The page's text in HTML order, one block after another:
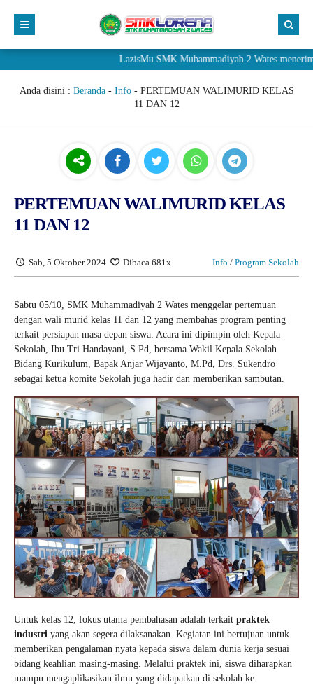
LazisMu SMK Muhammadiyah 2 Wates menerima
Anda disini : Beranda- Info- PERTEMUAN WALIMURID KELAS
11 DAN 12
PERTEMUAN WALIMURID KELAS
11 DAN 12
Sab, 5 Oktober 2024 Dibaca 681x Info / Program Sekolah
Sabtu 05/10, SMK Muhammadiyah 2 Wates menggelar pertemuan
dengan wali murid kelas 11 dan 12 yang membahas program penting
terkait persiapan masa depan siswa. Acara ini dipimpin oleh Kepala
Sekolah, Ibu Tri Handayani, S.Pd, bersama Wakil Kepala Sekolah
Bidang Kurikulum, Bapak Anjar Wijayanto, M.Pd, Drs. Sukendro
sebagai ketua komite Sekolah juga hadir dan memberikan sambutan.
Untuk kelas 12, fokus utama pembahasan adalah terkait praktek
industri yang akan segera dilaksanakan. Kegiatan ini bertujuan untuk
memberikan pengalaman nyata kepada siswa dalam dunia kerja sesuai
bidang keahlian masing-masing. Melalui praktek ini, siswa diharapkan
mampu mengaplikasikan ilmu yang didapatkan di sekolah ke